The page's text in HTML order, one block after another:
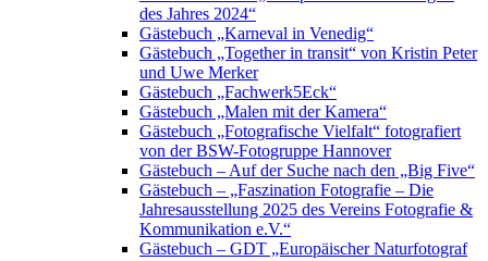
des Jahres 2024“
Gästebuch „Karneval in Venedig“
Gästebuch „Together in transit“ von Kristin Peter
und Uwe Merker
Gästebuch „Fachwerk5Eck“
Gästebuch „Malen mit der Kamera“
Gästebuch „Fotografische Vielfalt“ fotografiert
von der BSW-Fotogruppe Hannover
Gästebuch – Auf der Suche nach den „Big Five“
Gästebuch – „Faszination Fotografie – Die
Jahresausstellung 2025 des Vereins Fotografie &
Kommunikation e.V.“
Gästebuch – GDT „Europäischer Naturfotograf